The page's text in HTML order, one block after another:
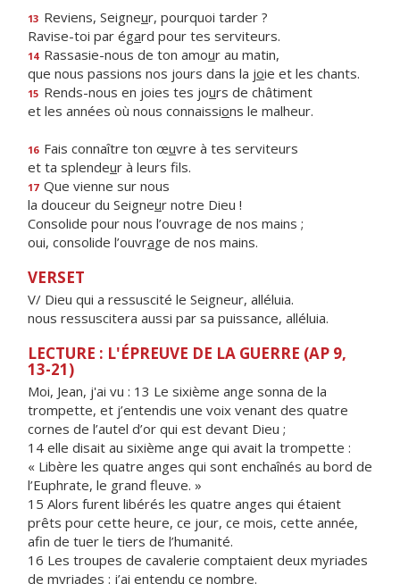
13 Reviens, Seigneur, pourquoi tarder ?
Ravise-toi par égard pour tes serviteurs.
14 Rassasie-nous de ton amour au matin,
que nous passions nos jours dans la joie et les chants.
15 Rends-nous en joies tes jours de châtiment
et les années où nous connaissions le malheur.
16 Fais connaître ton œuvre à tes serviteurs
et ta splendeur à leurs fils.
17 Que vienne sur nous
la douceur du Seigneur notre Dieu !
Consolide pour nous l’ouvrage de nos mains ;
oui, consolide l’ouvrage de nos mains.
VERSET
V/ Dieu qui a ressuscité le Seigneur, alléluia.
nous ressuscitera aussi par sa puissance, alléluia.
LECTURE : L'ÉPREUVE DE LA GUERRE (AP 9,
13-21)
Moi, Jean, j'ai vu : 13 Le sixième ange sonna de la
trompette, et j’entendis une voix venant des quatre
cornes de l’autel d’or qui est devant Dieu ;
14 elle disait au sixième ange qui avait la trompette :
« Libère les quatre anges qui sont enchaînés au bord de
l’Euphrate, le grand fleuve. »
15 Alors furent libérés les quatre anges qui étaient
prêts pour cette heure, ce jour, ce mois, cette année,
afin de tuer le tiers de l’humanité.
16 Les troupes de cavalerie comptaient deux myriades
de myriades : j’ai entendu ce nombre.